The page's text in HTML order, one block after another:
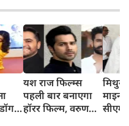
यश राज फिल्म्स
पहली बार बनाएगा
हॉरर फिल्म, वरुण
मिथुन
सीएम